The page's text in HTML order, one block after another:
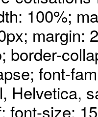
100%;
margin:
border-
font-
Helvetica,
font-size: